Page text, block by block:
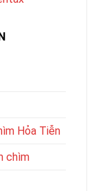
Hỏa Tiễn
chìm